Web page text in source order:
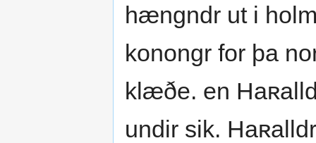
hængndr ut i
konongr for þa
klæðe. en
undir sik.